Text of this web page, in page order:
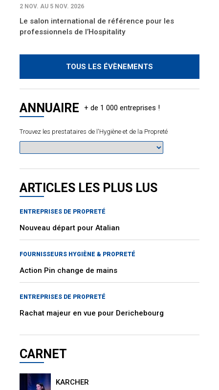
2 NOV. AU 5 NOV. 2026
Le salon international de référence pour les
professionnels de l’Hospitality
TOUS LES ÉVÈNEMENTS
ANNUAIRE
Trouvez les prestataires de l'Hygiène et de la Propreté
ARTICLES LES PLUS LUS
ENTREPRISES DE PROPRETÉ
Nouveau départ pour Atalian
FOURNISSEURS HYGIÈNE & PROPRETÉ
Action Pin change de mains
ENTREPRISES DE PROPRETÉ
Rachat majeur en vue pour Derichebourg
CARNET
KARCHER